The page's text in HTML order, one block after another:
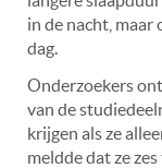
in de nacht,
dag.
Onderzoekers
van de
krijgen als ze
meldde dat ze